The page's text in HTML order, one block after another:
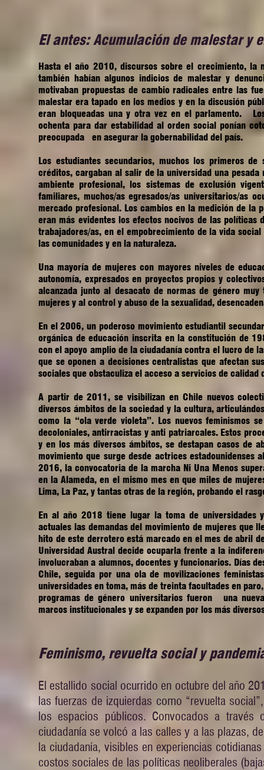
El antes: Acumulación de malestar y
Hasta el año 2010, discursos sobre el crecimiento, la
también habían algunos indicios de malestar y
motivaban propuestas de cambio radicales entre las
malestar era tapado en los medios y en la discusión
eran bloqueadas una y otra vez en el parlamento.
ochenta para dar estabilidad al orden social ponían
preocupada en asegurar la gobernabilidad del país.
Los estudiantes secundarios, muchos los primeros
créditos, cargaban al salir de la universidad una
ambiente profesional, los sistemas de exclusión
familiares, muchos/as egresados/as universitarios/as
mercado profesional. Los cambios en la medición de la
eran más evidentes los efectos nocivos de las
trabajadores/as, en el empobrecimiento de la vida
las comunidades y en la naturaleza.
Una mayoría de mujeres con mayores niveles de
autonomía, expresados en proyectos propios y
alcanzada junto al desacato de normas de género
mujeres y al control y abuso de la sexualidad,
En el 2006, un poderoso movimiento estudiantil
orgánica de educación inscrita en la constitución de
con el apoyo amplio de la ciudadanía contra el lucro de
que se oponen a decisiones centralistas que afectan
sociales que obstaculiza el acceso a servicios de
A partir de 2011, se visibilizan en Chile nuevos
diversos ámbitos de la sociedad y la cultura,
como la “ola verde violeta”. Los nuevos feminismos
decoloniales, antirracistas y anti patriarcales. Estos
y en los más diversos ámbitos, se destapan casos de
movimiento que surge desde actrices
2016, la convocatoria de la marcha Ni Una Menos
en la Alameda, en el mismo mes en que miles de
Lima, La Paz, y tantas otras de la región, probando el
En al año 2018 tiene lugar la toma de universidades
actuales las demandas del movimiento de mujeres que
hito de este derrotero está marcado en el mes de abril
Universidad Austral decide ocuparla frente a la
involucraban a alumnos, docentes y funcionarios. Días
Chile, seguida por una ola de movilizaciones
universidades en toma, más de treinta facultades en
programas de género universitarios fueron una
marcos institucionales y se expanden por los más
Feminismo, revuelta social y
El estallido social ocurrido en octubre del año
las fuerzas de izquierdas como “revuelta
los espacios públicos. Convocados a
ciudadanía se volcó a las calles y a las plazas,
la ciudadanía, visibles en experiencias
costos sociales de las políticas neoliberales